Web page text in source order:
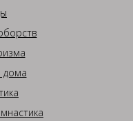
дома